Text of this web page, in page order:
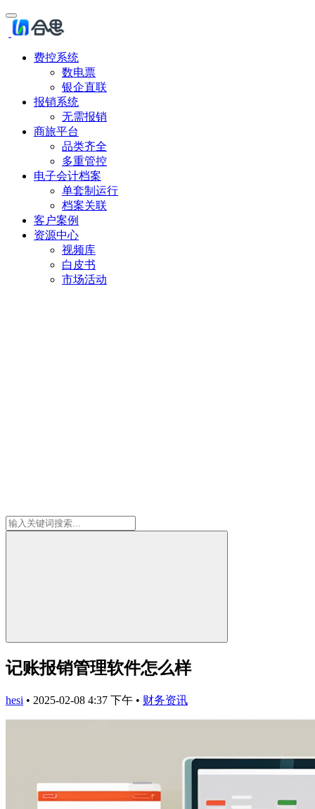
费控系统
数电票
银企直联
报销系统
无需报销
商旅平台
品类齐全
多重管控
电子会计档案
单套制运行
档案关联
客户案例
资源中心
视频库
白皮书
市场活动
记账报销管理软件怎么样
hesi • 2025-02-08 4:37 下午 • 财务资讯